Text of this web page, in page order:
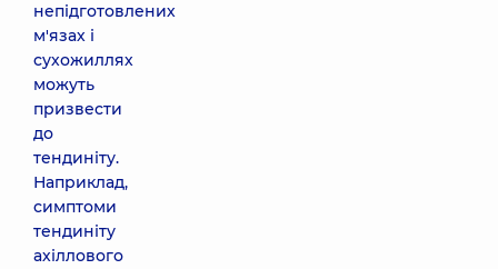
непідготовлених
м'язах і
сухожиллях
можуть
призвести
до
тендиніту.
Наприклад,
симптоми
тендиніту
ахіллового